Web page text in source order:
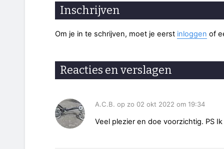
Inschrijven
Om je in te schrijven, moet je eerst inloggen of
Reacties en verslagen
A.C.B. op zo 02 okt 2022 om 19:34
Veel plezier en doe voorzichtig. PS